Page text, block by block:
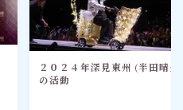
２０２４年深見東州 (半田晴久
の活動